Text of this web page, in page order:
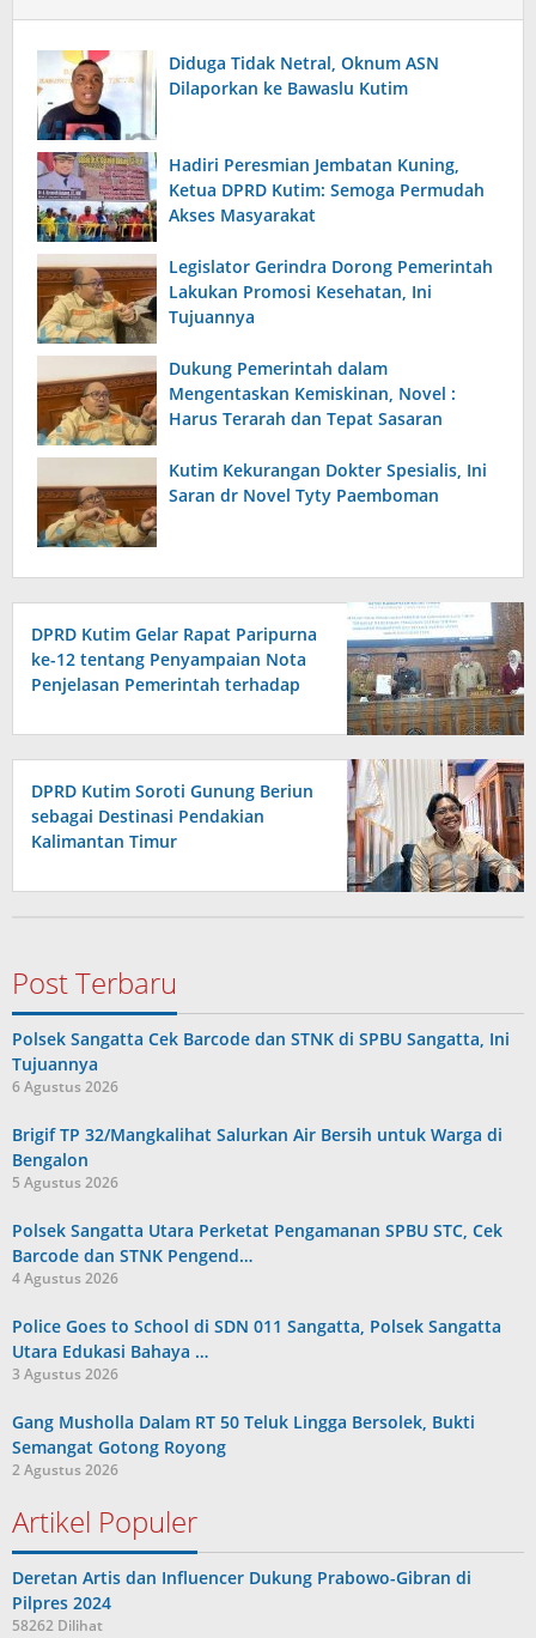
Diduga Tidak Netral, Oknum ASN
Dilaporkan ke Bawaslu Kutim
Hadiri Peresmian Jembatan Kuning,
Ketua DPRD Kutim: Semoga Permudah
Akses Masyarakat
Legislator Gerindra Dorong Pemerintah
Lakukan Promosi Kesehatan, Ini
Tujuannya
Dukung Pemerintah dalam
Mengentaskan Kemiskinan, Novel :
Harus Terarah dan Tepat Sasaran
Kutim Kekurangan Dokter Spesialis, Ini
Saran dr Novel Tyty Paemboman
DPRD Kutim Gelar Rapat Paripurna
ke-12 tentang Penyampaian Nota
Penjelasan Pemerintah terhadap
DPRD Kutim Soroti Gunung Beriun
sebagai Destinasi Pendakian
Kalimantan Timur
Post Terbaru
Polsek Sangatta Cek Barcode dan STNK di SPBU Sangatta, Ini
Tujuannya
6 Agustus 2026
Brigif TP 32/Mangkalihat Salurkan Air Bersih untuk Warga di
Bengalon
5 Agustus 2026
Polsek Sangatta Utara Perketat Pengamanan SPBU STC, Cek
Barcode dan STNK Pengend…
4 Agustus 2026
Police Goes to School di SDN 011 Sangatta, Polsek Sangatta
Utara Edukasi Bahaya …
3 Agustus 2026
Gang Musholla Dalam RT 50 Teluk Lingga Bersolek, Bukti
Semangat Gotong Royong
2 Agustus 2026
Artikel Populer
Deretan Artis dan Influencer Dukung Prabowo-Gibran di
Pilpres 2024
58262 Dilihat